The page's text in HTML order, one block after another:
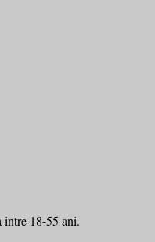
intre 18-55 ani.